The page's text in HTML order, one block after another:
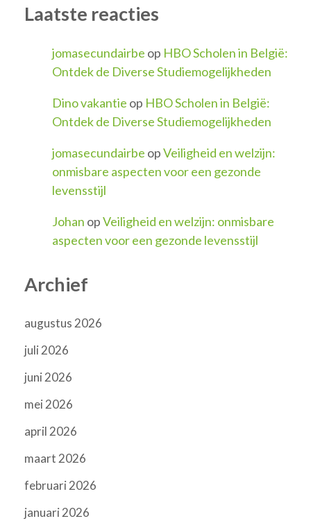
Laatste reacties
jomasecundairbe op HBO Scholen in België:
Ontdek de Diverse Studiemogelijkheden
Dino vakantie op HBO Scholen in België:
Ontdek de Diverse Studiemogelijkheden
jomasecundairbe opVeiligheid en welzijn:
onmisbare aspecten voor een gezonde
levensstijl
Johan opVeiligheid en welzijn: onmisbare
aspecten voor een gezonde levensstijl
Archief
augustus 2026
juli 2026
juni 2026
mei 2026
april 2026
maart 2026
februari 2026
januari 2026